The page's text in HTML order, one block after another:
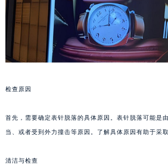
检查原因
首先，需要确定表针脱落的具体原因。表针脱落可能是
当、或者受到外力撞击等原因。了解具体原因有助于采
清洁与检查